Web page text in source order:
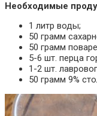
Необходимые
1 литр воды;
50 грамм
50 грамм
5-6 шт. перца
1-2 шт.
50 грамм 9%